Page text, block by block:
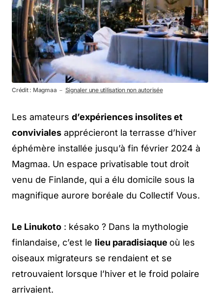
Crédit : Magmaa － Signaler une utilisation non autorisée
Les amateurs d’expériences insolites et
conviviales apprécieront la terrasse d’hiver
éphémère installée jusqu’à fin février 2024 à
Magmaa. Un espace privatisable tout droit
venu de Finlande, qui a élu domicile sous la
magnifique aurore boréale du Collectif Vous.
Le Linukoto : késako ? Dans la mythologie
finlandaise, c’est le lieu paradisiaque où les
oiseaux migrateurs se rendaient et se
retrouvaient lorsque l’hiver et le froid polaire
arrivaient.